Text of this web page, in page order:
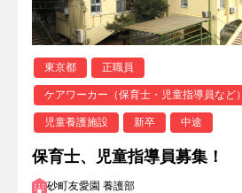
東京都 正職員
ケアワーカー（保育士・児童指導員など）
児童養護施設 新卒 中途
保育士、児童指導員募集！
砂町友愛園 養護部